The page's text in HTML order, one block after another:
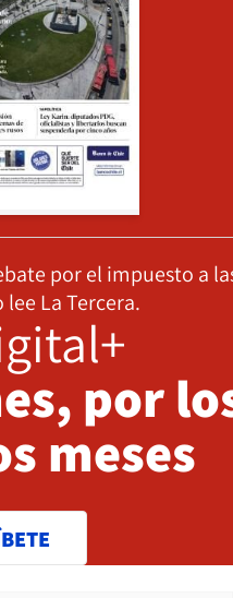
por el impuesto a
lee La Tercera.
por
meses